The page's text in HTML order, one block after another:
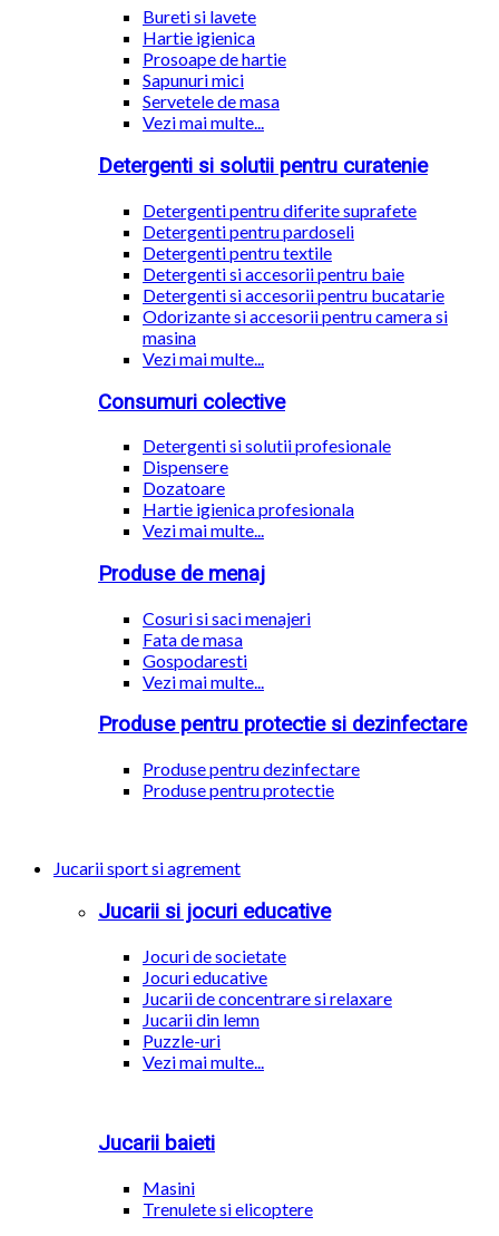
Bureti si lavete
Hartie igienica
Prosoape de hartie
Sapunuri mici
Servetele de masa
Vezi mai multe...
Detergenti si solutii pentru curatenie
Detergenti pentru diferite suprafete
Detergenti pentru pardoseli
Detergenti pentru textile
Detergenti si accesorii pentru baie
Detergenti si accesorii pentru bucatarie
Odorizante si accesorii pentru camera si
masina
Vezi mai multe...
Consumuri colective
Detergenti si solutii profesionale
Dispensere
Dozatoare
Hartie igienica profesionala
Vezi mai multe...
Produse de menaj
Cosuri si saci menajeri
Fata de masa
Gospodaresti
Vezi mai multe...
Produse pentru protectie si dezinfectare
Produse pentru dezinfectare
Produse pentru protectie
Jucarii sport si agrement
Jucarii si jocuri educative
Jocuri de societate
Jocuri educative
Jucarii de concentrare si relaxare
Jucarii din lemn
Puzzle-uri
Vezi mai multe...
Jucarii baieti
Masini
Trenulete si elicoptere